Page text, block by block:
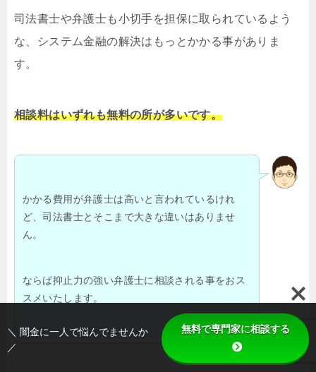
司法書士や弁護士も小切手を担保に取られているよう
な、システム金融の解決はもっとかかる事がありま
す。
相談料はいずれも無料の所が多いです。
かかる費用が弁護士は高いと言われているけれ
ど、司法書士とそこまで大きな違いはありませ
ん。
ならば抑止力の強い弁護士に相談される事をおス
スメいたします。
＼ 闇金に一人で悩んでませんか
／
無料で専門家に相談する